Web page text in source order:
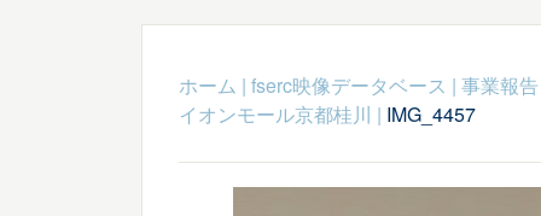
ホーム | fserc映像データベース | 事業報告
イオンモール京都桂川 | IMG_4457